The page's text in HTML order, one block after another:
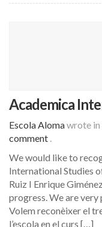
Academica
Escola Alomawrote in
comment .
We would like to
International Studies
Ruiz I Enrique
progress. We are
Volem reconèixer el
l’escola en el curs […]